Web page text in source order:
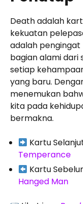
Death adalah
kekuatan
adalah
bagian alami dari
setiap
yang baru.
menemukan
kita pada
bermakna.
Kartu
Temperance
Kartu
Hanged Man